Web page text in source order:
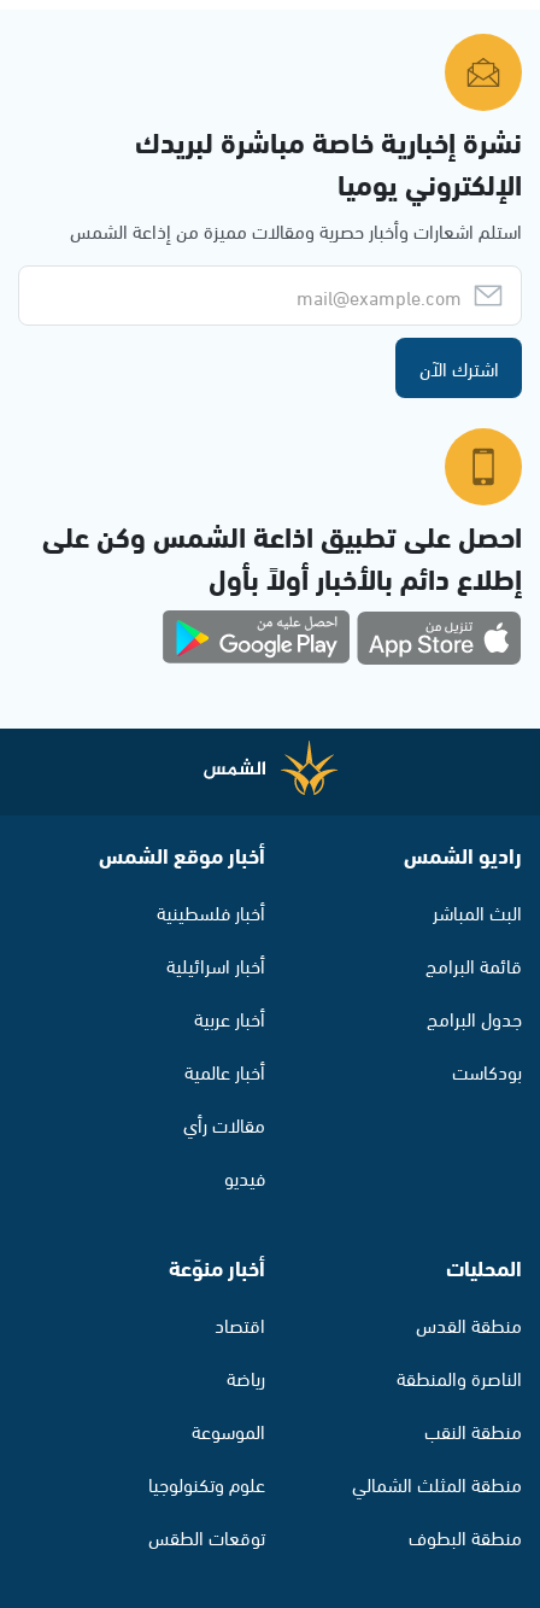
نشرة إخبارية خاصة مباشرة لبريدك
الإلكتروني يوميا
استلم اشعارات وأخبار حصرية ومقالات مميزة من إذاعة الشمس
اشترك الآن
احصل على تطبيق اذاعة الشمس وكن على
إطلاع دائم بالأخبار أولاً بأول
راديو الشمس
البث المباشر
قائمة البرامج
جدول البرامج
بودكاست
أخبار موقع الشمس
أخبار فلسطينية
أخبار اسرائيلية
أخبار عربية
أخبار عالمية
مقالات رأي
فيديو
المحليات
منطقة القدس
الناصرة والمنطقة
منطقة النقب
منطقة المثلث الشمالي
منطقة البطوف
أخبار منوّعة
اقتصاد
رياضة
الموسوعة
علوم وتكنولوجيا
توقعات الطقس